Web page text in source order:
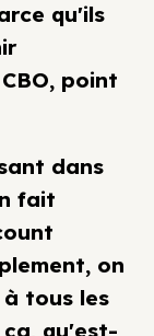
qu'ils
point
dans
fait
on
tous les